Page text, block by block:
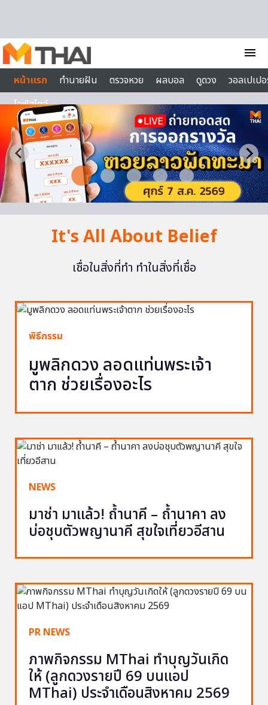
menu
หน้าแรก
ทำนายฝัน ตรวจหวย ผลบอล ดูดวง
วอลเปเป
ไลฟ์สไตล์
It's All About Belief
เชื่อในสิ่งที่ทำ ทำในสิ่งที่เชื่อ
พิธีกรรม
มูพลิกดวง ลอดแท่นพระเจ้า
ตาก ช่วยเรื่องอะไร
NEWS
มาช่า มาแล้ว! ถ้ำนาคี – ถ้ำนาคา ลง
บ่อชุบตัวพญานาคี สุขใจเที่ยวอีสาน
PR NEWS
ภาพกิจกรรม MThai ทำบุญวันเกิด
ให้ (ลูกดวงรายปี 69 บนแอป
MThai) ประจำเดือนสิงหาคม 2569